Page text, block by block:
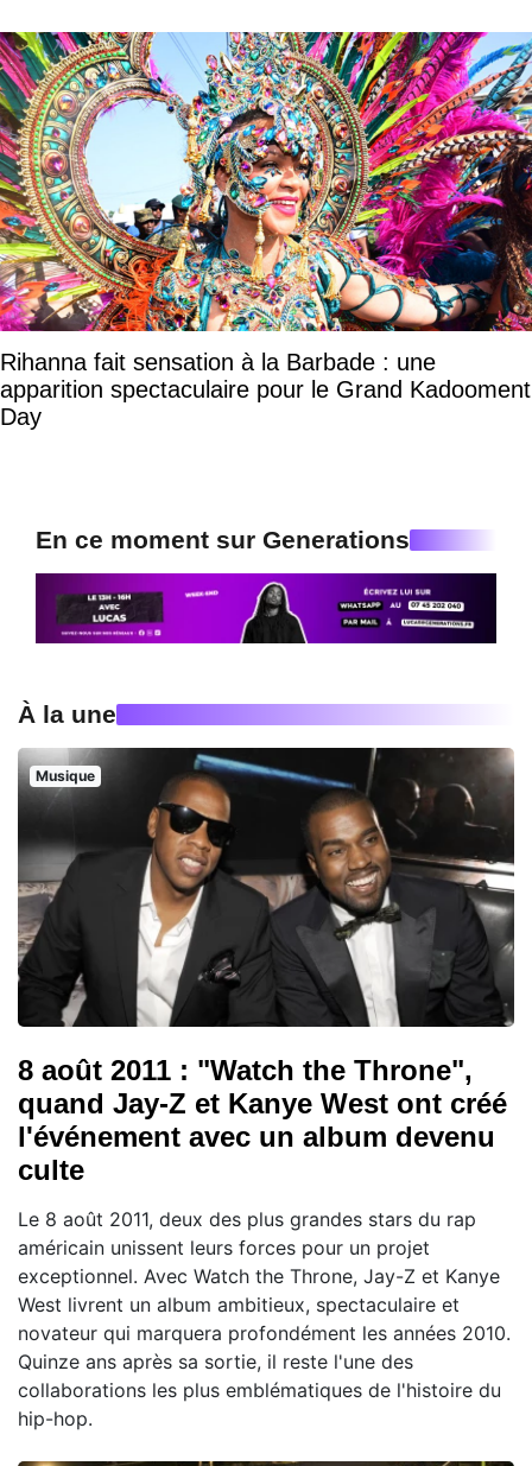
Rihanna fait sensation à la Barbade : une
apparition spectaculaire pour le Grand Kadooment
Day
En ce moment sur Generations
À la une
Musique
8 août 2011 : "Watch the Throne",
quand Jay-Z et Kanye West ont créé
l'événement avec un album devenu
culte
Le 8 août 2011, deux des plus grandes stars du rap
américain unissent leurs forces pour un projet
exceptionnel. Avec Watch the Throne, Jay-Z et Kanye
West livrent un album ambitieux, spectaculaire et
novateur qui marquera profondément les années 2010.
Quinze ans après sa sortie, il reste l'une des
collaborations les plus emblématiques de l'histoire du
hip-hop.